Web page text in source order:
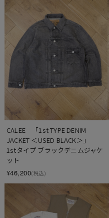
CALEE　「1st TYPE DENIM
JACKET ＜USED BLACK＞」
1stタイプ ブラックデニムジャケ
ット
¥46,200(税込)